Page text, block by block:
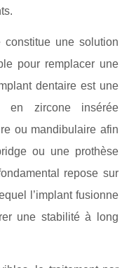
constitue une solution
pour remplacer une
dentaire est une
en zircone insérée
ou mandibulaire afin
ou une prothèse
repose sur
l’implant fusionne
une stabilité à long